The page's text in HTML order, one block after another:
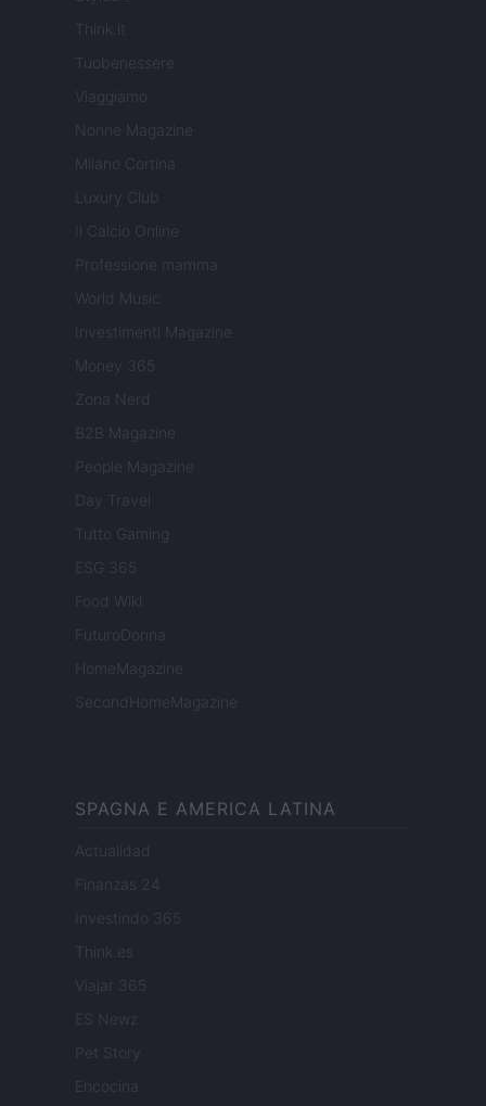
Think.it
Tuobenessere
Viaggiamo
Nonne Magazine
Milano Cortina
Luxury Club
Il Calcio Online
Professione mamma
World Music
Investimenti Magazine
Money 365
Zona Nerd
B2B Magazine
People Magazine
Day Travel
Tutto Gaming
ESG 365
Food Wiki
FuturoDonna
HomeMagazine
SecondHomeMagazine
SPAGNA E AMERICA LATINA
Actualidad
Finanzas 24
Investindo 365
Think.es
Viajar 365
ES Newz
Pet Story
Encocina